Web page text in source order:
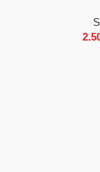
cena: od 2.500